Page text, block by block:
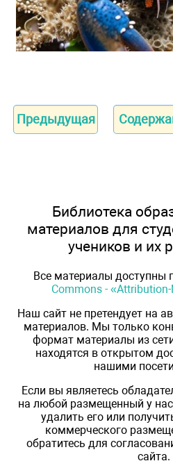
Предыдущая
Библиотека
материалов для
учеников и их
Все материалы доступны
Commons -
Наш сайт не претендует на
материалов. Мы только
формат материалы из
находятся в открытом
нашими
Если вы являетесь
на любой размещенный у
удалить его или
коммерческого
обратитесь для
сайта.